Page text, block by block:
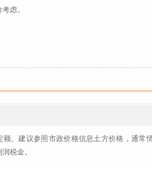
虑。
额。建议参照市政价格信息土方价格，通常
税金。